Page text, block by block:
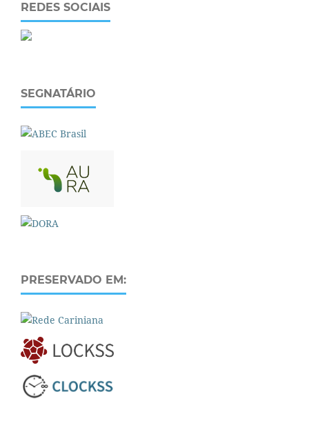
REDES SOCIAIS
SEGNATÁRIO
PRESERVADO EM: